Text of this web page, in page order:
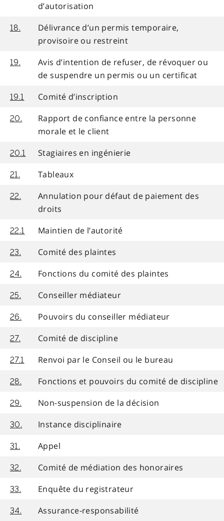
d’autorisation
18.
Délivrance d’un permis temporaire,
provisoire ou restreint
19.
Avis d’intention de refuser, de révoquer ou
de suspendre un permis ou un certificat
19.1 Comité d’inscription
20.
Rapport de confiance entre la personne
morale et le client
20.1 Stagiaires en ingénierie
21. Tableaux
22.
Annulation pour défaut de paiement des
droits
22.1 Maintien de l’autorité
23. Comité des plaintes
24. Fonctions du comité des plaintes
25. Conseiller médiateur
26. Pouvoirs du conseiller médiateur
27. Comité de discipline
27.1 Renvoi par le Conseil ou le bureau
28. Fonctions et pouvoirs du comité de discipline
29. Non-suspension de la décision
30. Instance disciplinaire
31. Appel
32. Comité de médiation des honoraires
33. Enquête du registrateur
34. Assurance-responsabilité